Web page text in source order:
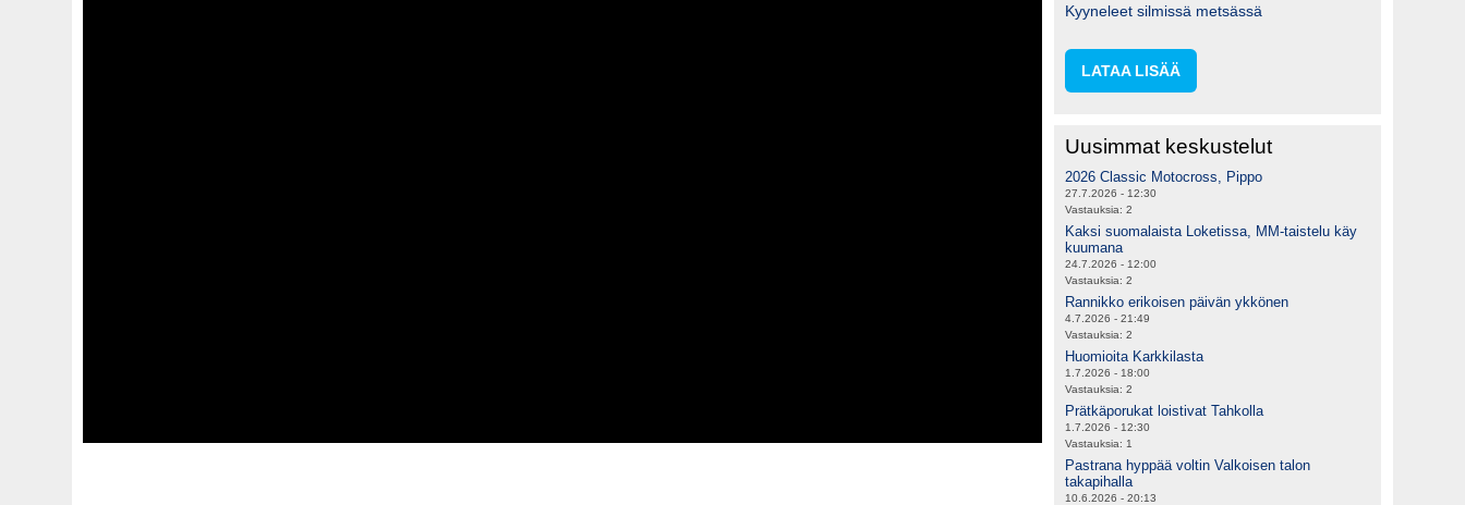
Kyyneleet silmissä metsässä
LATAA LISÄÄ
Uusimmat keskustelut
2026 Classic Motocross, Pippo
27.7.2026 - 12:30
Vastauksia: 2
Kaksi suomalaista Loketissa, MM-taistelu käy
kuumana
24.7.2026 - 12:00
Vastauksia: 2
Rannikko erikoisen päivän ykkönen
4.7.2026 - 21:49
Vastauksia: 2
Huomioita Karkkilasta
1.7.2026 - 18:00
Vastauksia: 2
Prätkäporukat loistivat Tahkolla
1.7.2026 - 12:30
Vastauksia: 1
Pastrana hyppää voltin Valkoisen talon
takapihalla
10.6.2026 - 20:13